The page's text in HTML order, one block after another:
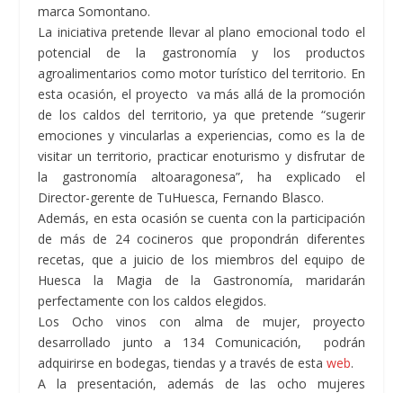
marca Somontano.
La iniciativa pretende llevar al plano emocional todo el
potencial de la gastronomía y los productos
agroalimentarios como motor turístico del territorio. En
esta ocasión, el proyecto va más allá de la promoción
de los caldos del territorio, ya que pretende “sugerir
emociones y vincularlas a experiencias, como es la de
visitar un territorio, practicar enoturismo y disfrutar de
la gastronomía altoaragonesa”, ha explicado el
Director-gerente de TuHuesca, Fernando Blasco.
Además, en esta ocasión se cuenta con la participación
de más de 24 cocineros que propondrán diferentes
recetas, que a juicio de los miembros del equipo de
Huesca la Magia de la Gastronomía, maridarán
perfectamente con los caldos elegidos.
Los Ocho vinos con alma de mujer, proyecto
desarrollado junto a 134 Comunicación, podrán
adquirirse en bodegas, tiendas y a través de estaweb.
A la presentación, además de las ocho mujeres